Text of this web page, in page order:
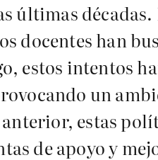
últimas
docentes han
estos intentos
un
estas
de apoyo y